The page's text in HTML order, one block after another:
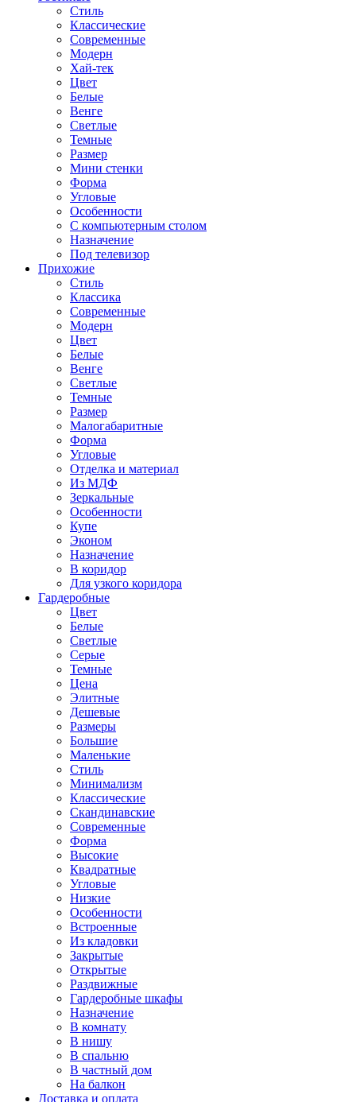
Стиль
Классические
Современные
Модерн
Хай-тек
Цвет
Белые
Венге
Светлые
Темные
Размер
Мини стенки
Форма
Угловые
Особенности
С компьютерным столом
Назначение
Под телевизор
Прихожие
Стиль
Классика
Современные
Модерн
Цвет
Белые
Венге
Светлые
Темные
Размер
Малогабаритные
Форма
Угловые
Отделка и материал
Из МДФ
Зеркальные
Особенности
Купе
Эконом
Назначение
В коридор
Для узкого коридора
Гардеробные
Цвет
Белые
Светлые
Серые
Темные
Цена
Элитные
Дешевые
Размеры
Большие
Маленькие
Стиль
Минимализм
Классические
Скандинавские
Современные
Форма
Высокие
Квадратные
Угловые
Низкие
Особенности
Встроенные
Из кладовки
Закрытые
Открытые
Раздвижные
Гардеробные шкафы
Назначение
В комнату
В нишу
В спальню
В частный дом
На балкон
Доставка и оплата